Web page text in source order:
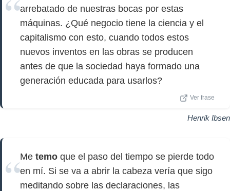
arrebatado de nuestras bocas por estas
máquinas. ¿Qué negocio tiene la ciencia y el
capitalismo con esto, cuando todos estos
nuevos inventos en las obras se producen
antes de que la sociedad haya formado una
generación educada para usarlos?
Ver frase
Henrik Ibsen
Me temo que el paso del tiempo se pierde todo
en mí. Si se va a abrir la cabeza vería que sigo
meditando sobre las declaraciones, las